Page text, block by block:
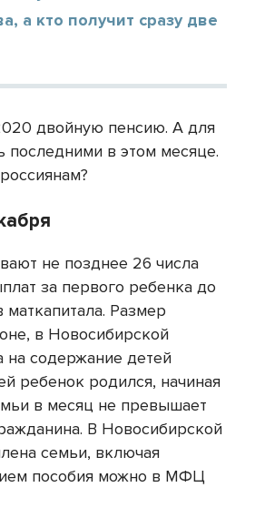
а кто получит сразу две
двойную пенсию. А для
последними в этом месяце.
не позднее 26 числа
за первого ребенка до
маткапитала. Размер
в Новосибирской
на содержание детей
ребенок родился, начиная
в месяц не превышает
В Новосибирской
семьи, включая
пособия можно в МФЦ